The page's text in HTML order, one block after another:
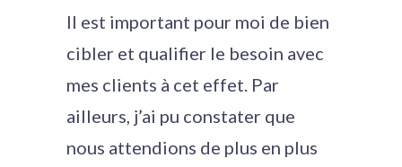
Il est important pour moi de bien
cibler et qualifier le besoin avec
mes clients à cet effet. Par
ailleurs, j’ai pu constater que
nous attendions de plus en plus